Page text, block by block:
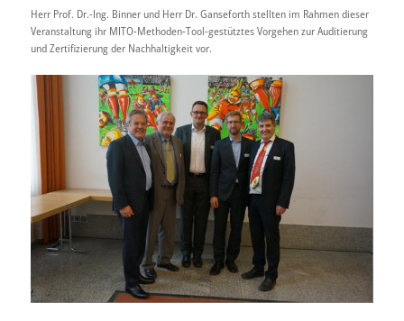
Herr Prof. Dr.-Ing. Binner und Herr Dr. Ganseforth stellten im Rahmen dieser
Veranstaltung ihr MITO-Methoden-Tool-gestütztes Vorgehen zur Auditierung
und Zertifizierung der Nachhaltigkeit vor.